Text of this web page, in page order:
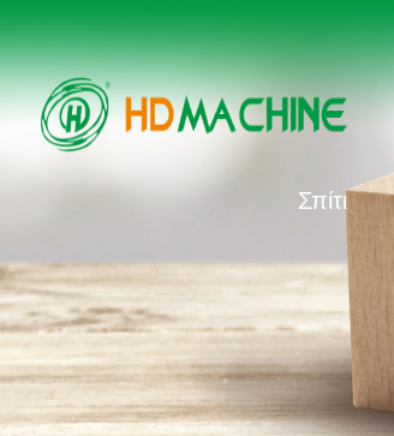
Σπίτι